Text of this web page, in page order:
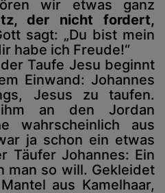
wir etwas ganz
der nicht fordert,
sagt: „Du bist mein
habe ich Freude!“
Taufe Jesu beginnt
Einwand: Johannes
Jesus zu taufen.
an den Jordan
wahrscheinlich aus
ja schon ein etwas
Täufer Johannes: Ein
man so will. Gekleidet
aus Kamelhaar,